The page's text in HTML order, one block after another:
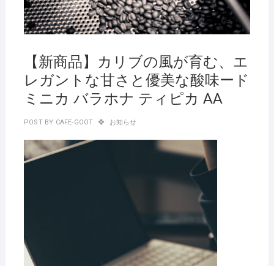
【新商品】カリブの風が育む、エ
レガントな甘さと優美な酸味ード
ミニカ バラホナ ティピカ AA
POST BY CAFE-GOOT お知らせ